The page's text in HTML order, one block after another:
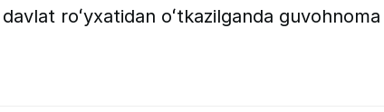
roʻyxatidan oʻtkazilganda